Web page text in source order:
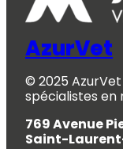
AzurVet
© 2025
spécialistes en
769 Avenue
Saint-